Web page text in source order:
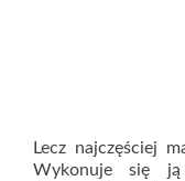
Lecz najczęściej
Wykonuje się